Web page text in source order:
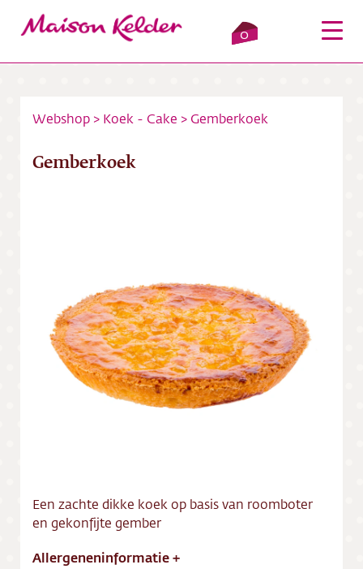
0
Inloggen
Bezorging
Contact
Webshop > Koek - Cake > Gemberkoek
Gemberkoek
Een zachte dikke koek op basis van roomboter
en gekonfijte gember
Allergeneninformatie+